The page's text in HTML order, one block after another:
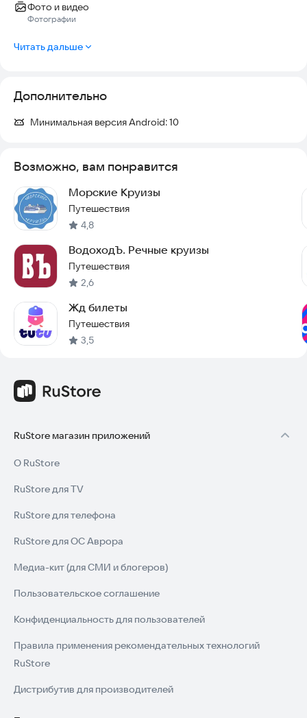
Фото и видео
Фотографии
Читать дальше
Дополнительно
Минимальная версия Android:10
Возможно, вам понравится
Морские Круизы
Путешествия
4,8
ВодоходЪ. Речные круизы
Путешествия
2,6
Жд билеты
Путешествия
3,5
RuStore магазин приложений
О RuStore
RuStore для TV
RuStore для телефона
RuStore для ОС Аврора
Медиа-кит (для СМИ и блогеров)
Пользовательское соглашение
Конфиденциальность для пользователей
Правила применения рекомендательных технологий
RuStore
Дистрибутив для производителей